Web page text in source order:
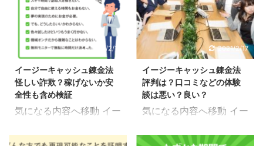
2021/2/17
イージーキャッシュ錬金法
怪しい詐欺？稼げないか安
全性も含め検証
気になる内容へ移動 イー
稼げない詐欺副業？ イー
2021/2/17
イージーキャッシュ錬金法
評判は？口コミなどの体験
談は悪い？良い？
気になる内容へ移動 イー
口コミ体験談 イージーキ